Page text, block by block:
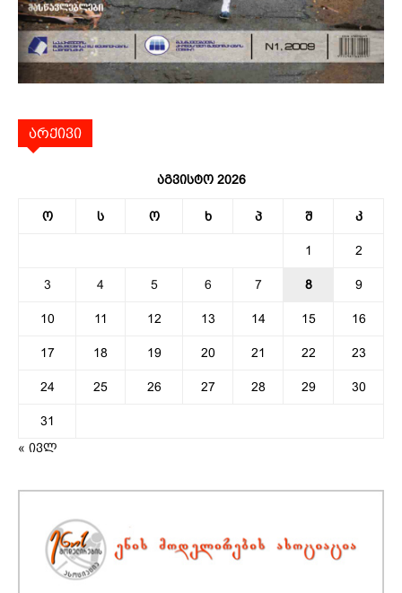
არქივი
აგვისტო 2026
ო ს ო ხ პ შ კ
1 2
3 4 5 6 7 8 9
10 11 12 13 14 15 16
17 18 19 20 21 22 23
24 25 26 27 28 29 30
31
« ივლ